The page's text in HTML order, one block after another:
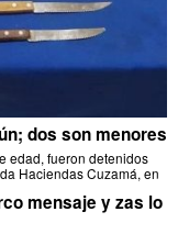
dos son menores
edad, fueron detenidos
Haciendas Cuzamá, en
mensaje y zas lo